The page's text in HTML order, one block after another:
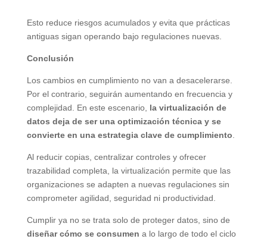
Esto reduce riesgos acumulados y evita que prácticas
antiguas sigan operando bajo regulaciones nuevas.
Conclusión
Los cambios en cumplimiento no van a desacelerarse.
Por el contrario, seguirán aumentando en frecuencia y
complejidad. En este escenario, la virtualización de
datos deja de ser una optimización técnica y se
convierte en una estrategia clave de cumplimiento
Al reducir copias, centralizar controles y ofrecer
trazabilidad completa, la virtualización permite que las
organizaciones se adapten a nuevas regulaciones sin
comprometer agilidad, seguridad ni productividad.
Cumplir ya no se trata solo de proteger datos, sino de
diseñar cómo se consumen a lo largo de todo el ciclo